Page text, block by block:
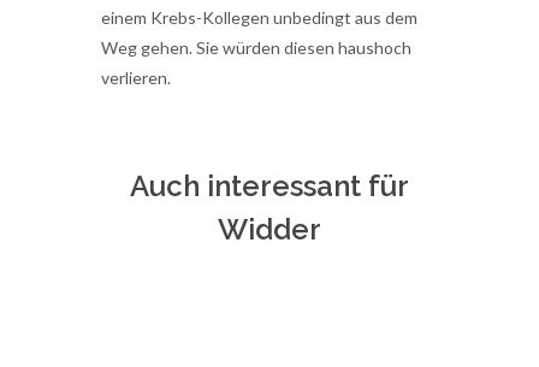
einem Krebs-Kollegen unbedingt aus dem
Weg gehen. Sie würden diesen haushoch
verlieren.
Auch interessant für
Widder